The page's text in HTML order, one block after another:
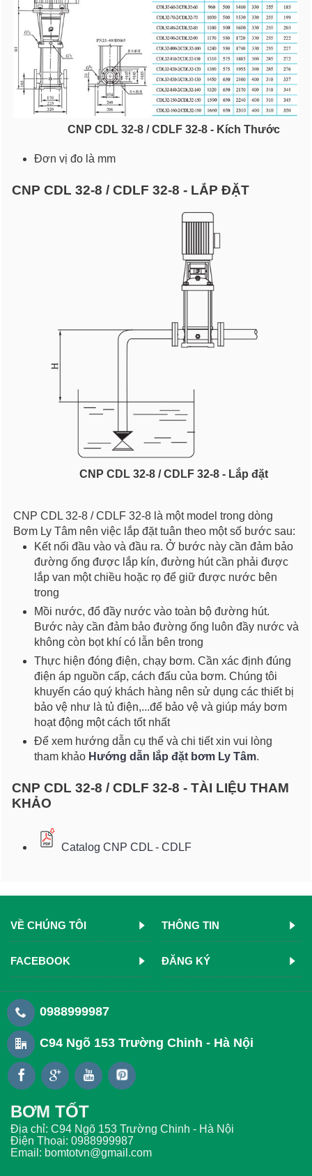
CNP CDL 32-8 / CDLF 32-8 - Kích Thước
Đơn vị đo là mm
CNP CDL 32-8 / CDLF 32-8 - LẮP ĐẶT
CNP CDL 32-8 / CDLF 32-8 - Lắp đặt
CNP CDL 32-8 / CDLF 32-8 là một model trong dòng
Bơm Ly Tâm nên việc lắp đặt tuân theo một số bước sau:
Kết nối đầu vào và đầu ra. Ở bước này cần đảm bảo
đường ống được lắp kín, đường hút cần phải được
lắp van một chiều hoặc rọ để giữ được nước bên
trong
Mồi nước, đổ đầy nước vào toàn bộ đường hút.
Bước này cần đảm bảo đường ống luôn đầy nước và
không còn bọt khí có lẫn bên trong
Thực hiện đóng điện, chạy bơm. Cần xác định đúng
điện áp nguồn cấp, cách đấu của bơm. Chúng tôi
khuyến cáo quý khách hàng nên sử dụng các thiết bị
bảo vệ như là tủ điện,...để bảo vệ và giúp máy bơm
hoạt động một cách tốt nhất
Để xem hướng dẫn cụ thể và chi tiết xin vui lòng
tham khảo Hướng dẫn lắp đặt bơm Ly Tâm.
CNP CDL 32-8 / CDLF 32-8 - TÀI LIỆU THAM
KHẢO
Catalog CNP CDL - CDLF
VỀ CHÚNG TÔI THÔNG TIN
FACEBOOK ĐĂNG KÝ
0988999987
C94 Ngõ 153 Trường Chinh - Hà Nội
BƠM TỐT
Địa chỉ: C94 Ngõ 153 Trường Chinh - Hà Nội
Điện Thoại: 0988999987
Email: bomtotvn@gmail.com